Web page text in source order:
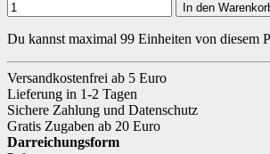
In den
Du kannst maximal 99 Einheiten von diesem
Versandkostenfrei ab 5 Euro
Lieferung in 1-2 Tagen
Sichere Zahlung und Datenschutz
Gratis Zugaben ab 20 Euro
Darreichungsform